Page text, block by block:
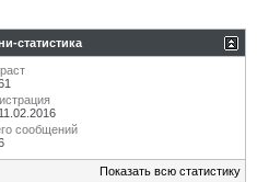
статистика
11.02.2016
сообщений
Показать всю статистику